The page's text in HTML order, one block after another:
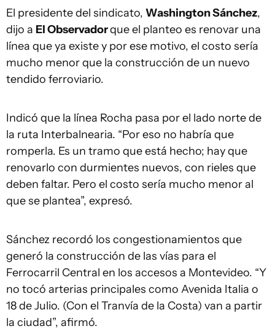
El presidente del sindicato, Washington Sánchez,
dijo a El Observadorque el planteo es renovar una
línea que ya existe y por ese motivo, el costo sería
mucho menor que la construcción de un nuevo
tendido ferroviario.
Indicó que la línea Rocha pasa por el lado norte de
la ruta Interbalnearia. “Por eso no habría que
romperla. Es un tramo que está hecho; hay que
renovarlo con durmientes nuevos, con rieles que
deben faltar. Pero el costo sería mucho menor al
que se plantea”, expresó.
Sánchez recordó los congestionamientos que
generó la construcción de las vías para el
Ferrocarril Central en los accesos a Montevideo. “Y
no tocó arterias principales como Avenida Italia o
18 de Julio. (Con el Tranvía de la Costa) van a partir
la ciudad”, afirmó.